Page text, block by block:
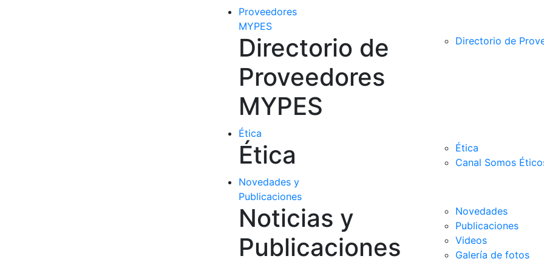
Proveedores
MYPES
Directorio de
Proveedores
MYPES
Directorio de
Ética
Ética
Ética
Canal Somos
Novedades y
Publicaciones
Noticias y
Publicaciones
Novedades
Publicaciones
Videos
Galería de fotos